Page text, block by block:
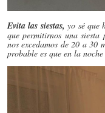
Evita las siestas, yo sé que
que permitirnos una
nos excedamos de 20 a 30
probable es que en la